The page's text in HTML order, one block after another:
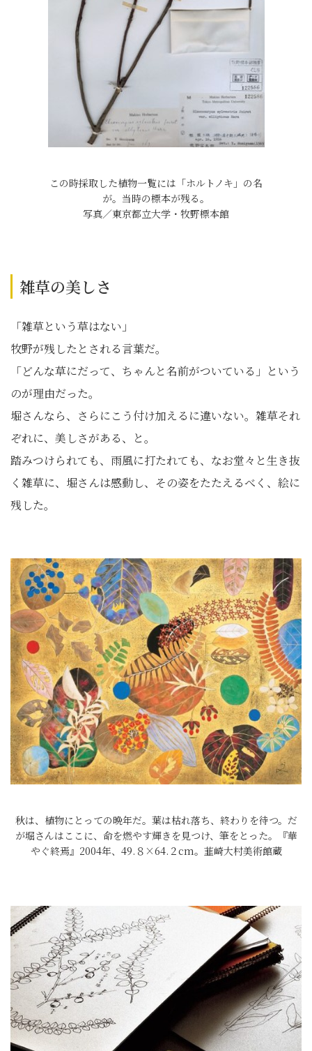
この時採取した植物一覧には「ホルトノキ」の名
が。当時の標本が残る。
写真／東京都立大学・牧野標本館
雑草の美しさ
「雑草という草はない」
牧野が残したとされる言葉だ。
「どんな草にだって、ちゃんと名前がついている」という
のが理由だった。
堀さんなら、さらにこう付け加えるに違いない。雑草それ
ぞれに、美しさがある、と。
踏みつけられても、雨風に打たれても、なお堂々と生き抜
く雑草に、堀さんは感動し、その姿をたたえるべく、絵に
残した。
秋は、植物にとっての晩年だ。葉は枯れ落ち、終わりを待つ。だ
が堀さんはここに、命を燃やす輝きを見つけ、筆をとった。『華
やぐ終焉』2004年、49.８×64.２cm。韮崎大村美術館蔵